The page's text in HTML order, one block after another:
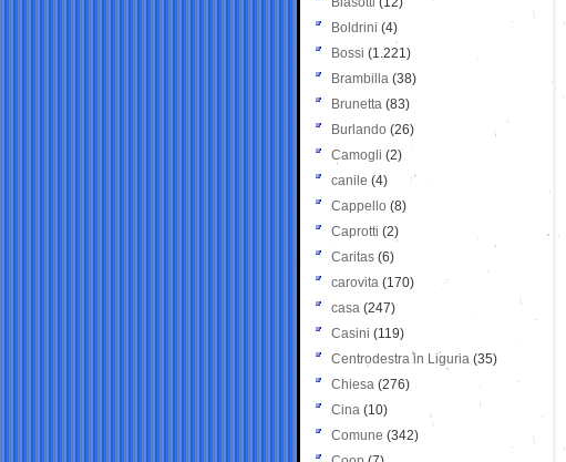
Boldrini (4)
Bossi (1.221)
Brambilla (38)
Brunetta (83)
Burlando (26)
Camogli (2)
canile (4)
Cappello (8)
Caprotti (2)
Caritas (6)
carovita (170)
casa (247)
Casini (119)
Centrodestra in Liguria (35)
Chiesa (276)
Cina (10)
Comune (342)